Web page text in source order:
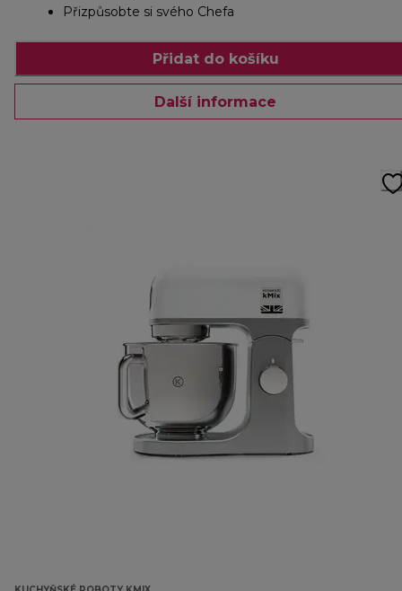
Přizpůsobte si svého Chefa
Přidat do košíku
Další informace